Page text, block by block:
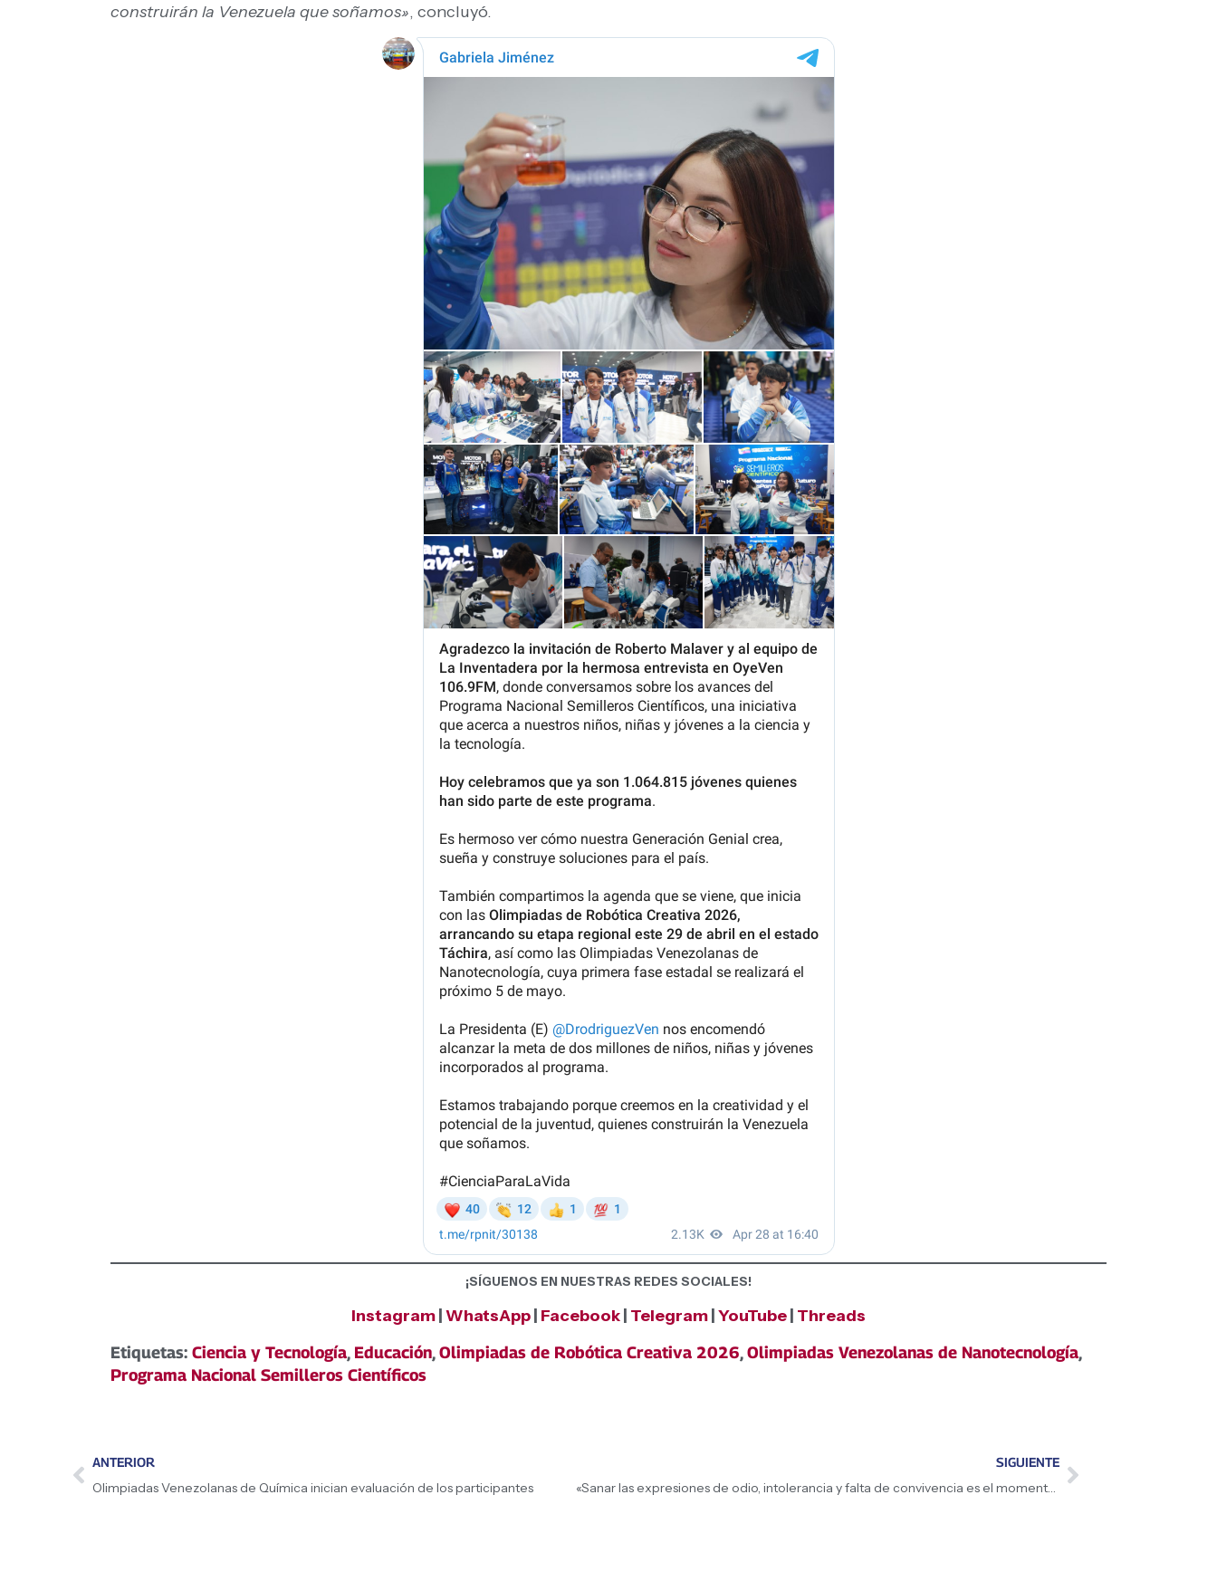
construirán la Venezuela que soñamos», concluyó.
¡SÍGUENOS EN NUESTRAS REDES SOCIALES!
Instagram WhatsApp Facebook Telegram YouTube Threads
Etiquetas: Ciencia y Tecnología, Educación,Olimpiadas de Robótica Creativa 2026,Olimpiadas Venezolanas de Nanotecnología,
Programa Nacional Semilleros Científicos
ANTERIOR
Olimpiadas Venezolanas de Química inician evaluación de los participantes
SIGUIENTE
«Sanar las expresiones de odio, intolerancia y falta de convivencia es el momento político que va a marcar historia»: Presidenta (E) Delcy Rodríguez propone una nueva espiritualidad